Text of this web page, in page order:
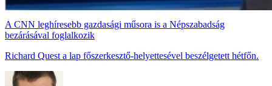
A CNN leghíresebb gazdasági műsora is a Népszabadság
bezárásával foglalkozik
Richard Quest a lap főszerkesztő-helyettesével beszélgetett hétfőn.